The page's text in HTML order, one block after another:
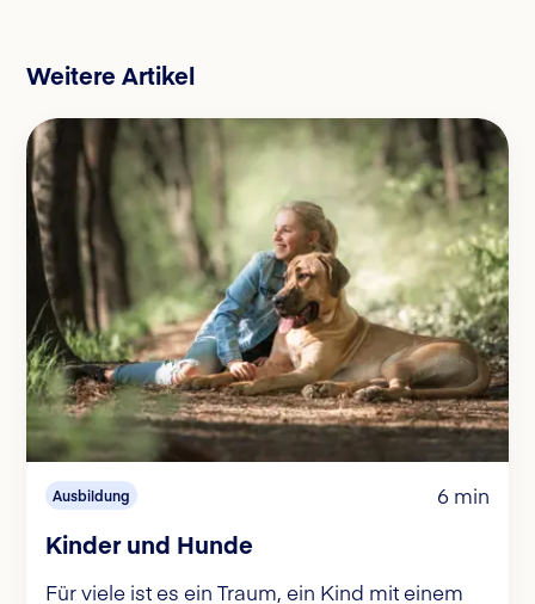
Weitere Artikel
Ausbildung 6 min
Kinder und Hunde
Für viele ist es ein Traum, ein Kind mit einem